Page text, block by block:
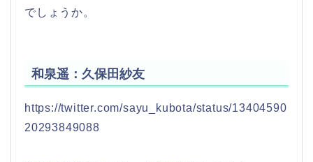
でしょうか。
和泉遥：久保田紗友
https://twitter.com/sayu_kubota/status/13404590
20293849088